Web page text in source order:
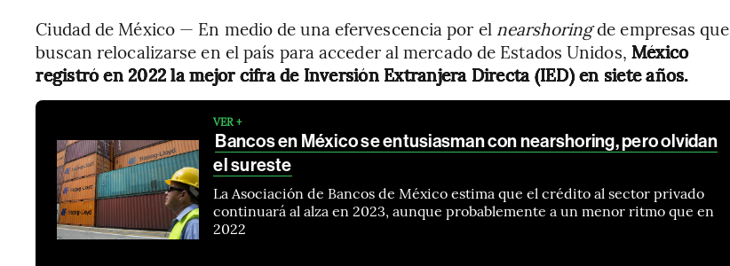
Ciudad de México — En medio de una efervescencia por el nearshoringde empresas que
buscan relocalizarse en el país para acceder al mercado de Estados Unidos, México
registró en 2022 la mejor cifra de Inversión Extranjera Directa (IED) en siete años.
VER +
Bancos en México se entusiasman con nearshoring, pero olvidan
el sureste
La Asociación de Bancos de México estima que el crédito al sector privado
continuará al alza en 2023, aunque probablemente a un menor ritmo que en
2022